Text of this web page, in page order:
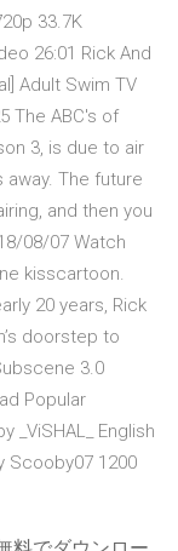
33.7K
26:01 Rick And
Adult Swim TV
The ABC's of
3, is due to air
away. The future
and then you
08/07 Watch
kisscartoon.
20 years, Rick
doorstep to
3.0
Popular
_ViSHAL_ English
Scooby07 1200